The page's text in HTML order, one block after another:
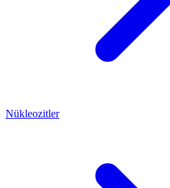
Nükleozitler